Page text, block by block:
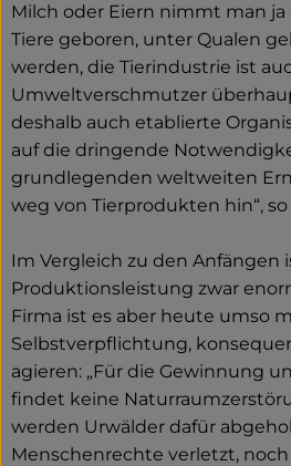
Milch oder Eiern nimmt man ja
Tiere geboren, unter Qualen
werden, die Tierindustrie ist
Umweltverschmutzer
deshalb auch etablierte
auf die dringende
grundlegenden weltweiten
weg von Tierprodukten hin“, so
Im Vergleich zu den Anfängen
Produktionsleistung zwar
Firma ist es aber heute umso
Selbstverpflichtung,
agieren: „Für die Gewinnung
findet keine
werden Urwälder dafür
Menschenrechte verletzt,